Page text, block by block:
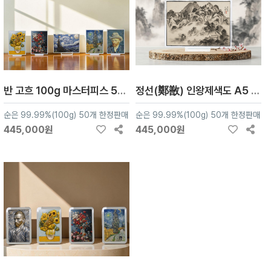
반 고흐 100g 마스터피스 5종 컬렉션
순은 99.99%(100g) 50개 한정판매
445,000원
정선(鄭敾) 인왕제색도 A5 100g 순은 아트실버바
순은 99.99%(100g) 50개 한정판매
445,000원